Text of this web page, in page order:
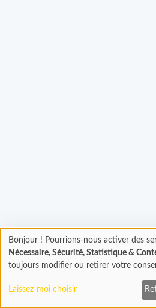
Chargement... Chargement
En cours...
Bonjour ! Pourrions-nous activer des
Nécessaire, Sécurité, Statistique &
toujours modifier ou retirer votre
Laissez-moi choisir